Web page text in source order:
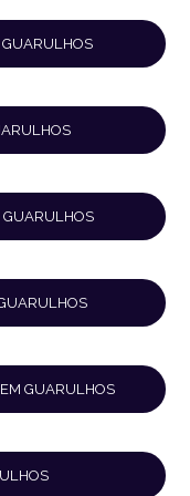
GUARULHOS
GUARULHOS